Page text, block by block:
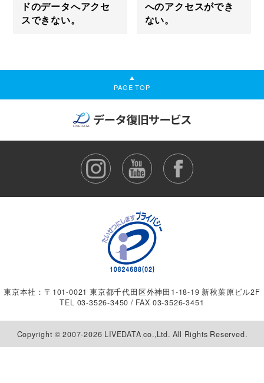
ドのデータへアクセ
スできない。
へのアクセスができ
ない。
PAGE TOP
東京本社：〒101-0021 東京都千代田区外神田1-18-19 新秋葉原ビル2F
TEL 03-3526-3450 / FAX 03-3526-3451
Copyright © 2007-2026 LIVEDATA co.,Ltd. All Rights Reserved.